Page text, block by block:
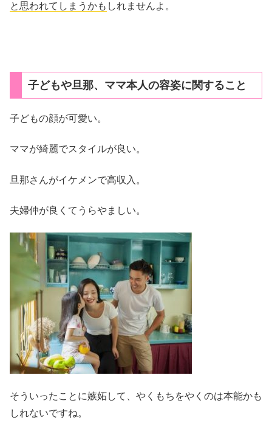
と思われてしまうかも しれませんよ。
子どもや旦那、ママ本人の容姿に関すること
子どもの顔が可愛い。
ママが綺麗でスタイルが良い。
旦那さんがイケメンで高収入。
夫婦仲が良くてうらやましい。
そういったことに嫉妬して、やくもちをやくのは本能かも
しれないですね。